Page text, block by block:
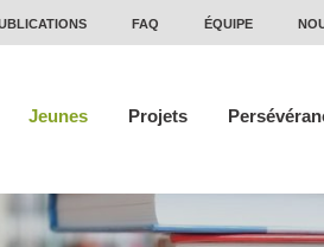
FAQ ÉQUIPE
Jeunes Projets